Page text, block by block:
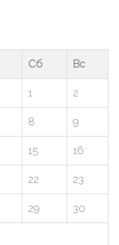
Сб Вс
1 2
8 9
15 16
22 23
29 30